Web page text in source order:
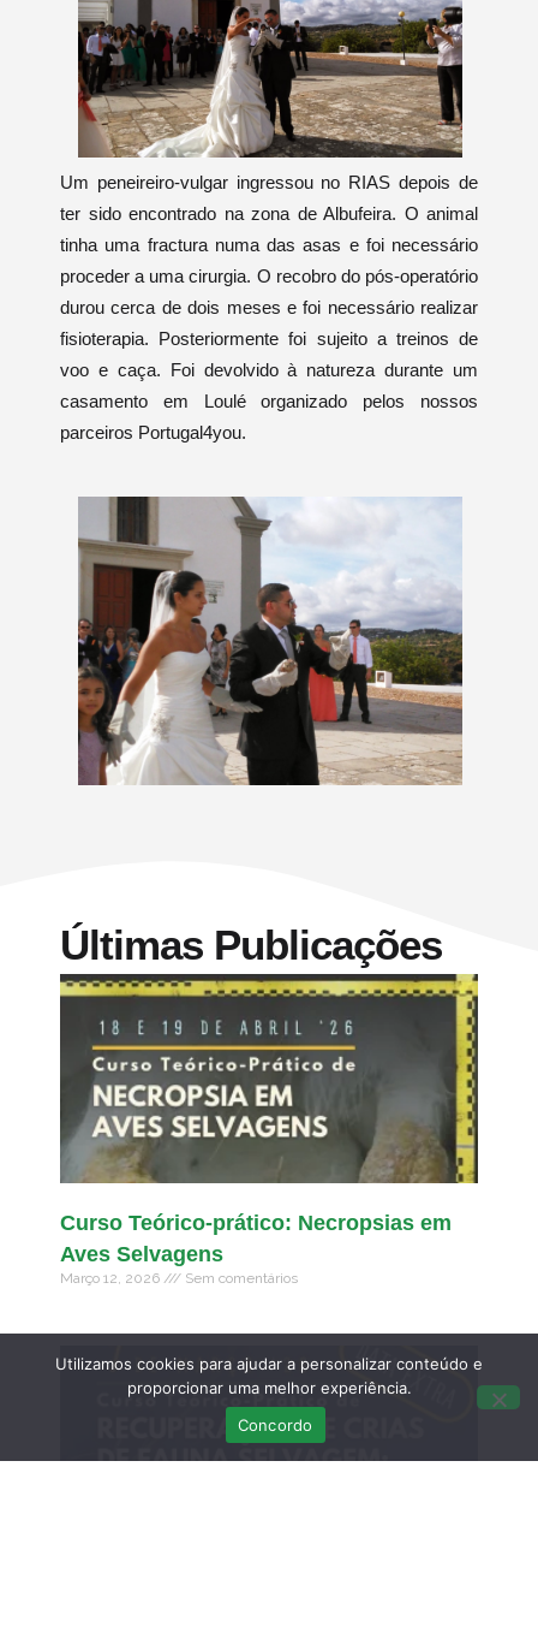
Um peneireiro-vulgar ingressou no RIAS depois de
ter sido encontrado na zona de Albufeira. O animal
tinha uma fractura numa das asas e foi necessário
proceder a uma cirurgia. O recobro do pós-operatório
durou cerca de dois meses e foi necessário realizar
fisioterapia. Posteriormente foi sujeito a treinos de
voo e caça. Foi devolvido à natureza durante um
casamento em Loulé organizado pelos nossos
parceiros Portugal4you.
Últimas Publicações
Curso Teórico-prático: Necropsias em
Aves Selvagens
Março 12, 2026 Sem comentários
Utilizamos cookies para ajudar a personalizar conteúdo e
proporcionar uma melhor experiência.
Concordo